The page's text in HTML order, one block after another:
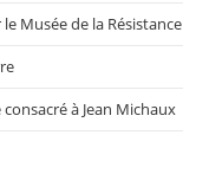
Musée de la Résistance
à Jean Michaux